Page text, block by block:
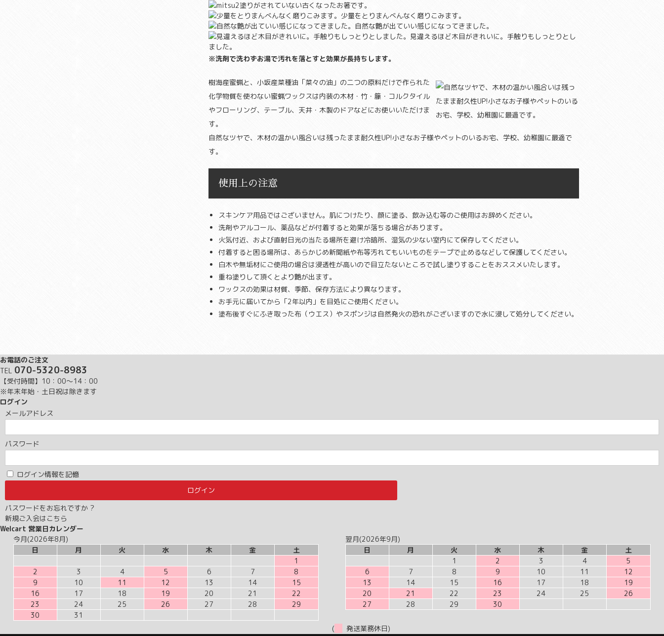
塗りがされていない古くなったお箸です。
少量をとりまんべんなく磨りこみます。
自然な艶が出ていい感じになってきました。
見違えるほど木目がきれいに。手触りもしっとりとし
ました。
※洗剤で洗わずお湯で汚れを落とすと効果が長持ちします。
樹海産蜜蝋と、小坂産菜種油「菜々の油」の二つの原料だけで作られた
化学物質を使わない蜜蝋ワックスは内装の木材・竹・籐・コルクタイル
やフローリング、テーブル、天井・木製のドアなどにお使いいただけま
す。
自然なツヤで、木材の温かい風合いは残ったまま耐久性UP!小さなお子様やペットのいるお宅、学校、幼稚園に最適で
す。
使用上の注意
スキンケア用品ではございません。肌につけたり、顔に塗る、飲み込む等のご使用はお辞めください。
洗剤やアルコール、薬品などが付着すると効果が落ちる場合があります。
火気付近、および直射日光の当たる場所を避け冷暗所、湿気の少ない室内にて保存してください。
付着すると困る場所は、あらかじめ新聞紙や布等汚れてもいいものをテープで止めるなどして保護してください。
白木や無垢材にご使用の場合は浸透性が高いので目立たないところで試し塗りすることをおススメいたします。
重ね塗りして頂くとより艶が出ます。
ワックスの効果は材質、季節、保存方法により異なります。
お手元に届いてから「2年以内」を目処にご使用ください。
塗布後すぐにふき取った布（ウエス）やスポンジは自然発火の恐れがございますので水に浸して処分してください。
お電話のご注文
TEL 070-5320-8983
【受付時間】10：00～14：00
※年末年始・土日祝は除きます
ログイン
メールアドレス
パスワード
ログイン情報を記憶
パスワードをお忘れですか ?
新規ご入会はこちら
Welcart 営業日カレンダー
今月(2026年8月)
日
月 火 水 木 金
土
1
2
3 4 5 6 7
8
9
10 11 12 13 14
15
16
17 18 19 20 21
22
23
24 25 26 27 28
29
30
31
翌月(2026年9月)
日
月 火 水 木 金
土
1
2 3 4
5
6
7 8 9 10 11
12
13
14 15 16 17 18
19
20
21 22 23 24 25
26
27
28 29 30
( 発送業務休日)